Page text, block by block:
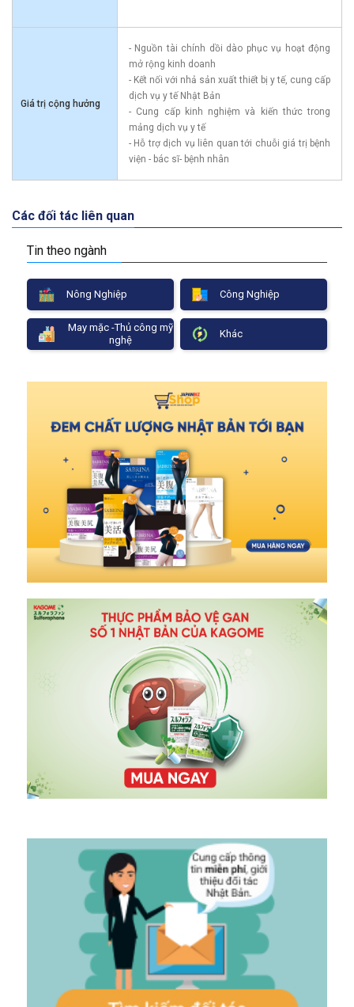
Giá trị cộng hưởng
- Nguồn tài chính dồi dào phục vụ hoạt động
mở rộng kinh doanh
- Kết nối với nhả sản xuất thiết bị y tế, cung cấp
dịch vụ y tế Nhật Bản
- Cung cấp kinh nghiệm và kiến thức trong
mảng dịch vụ y tế
- Hỗ trợ dịch vụ liên quan tới chuỗi giá trị bệnh
viện - bác sĩ- bệnh nhân
Các đối tác liên quan
Tin theo ngành
Nông Nghiệp Công Nghiệp
May mặc -Thủ công mỹ
nghệ
Khác